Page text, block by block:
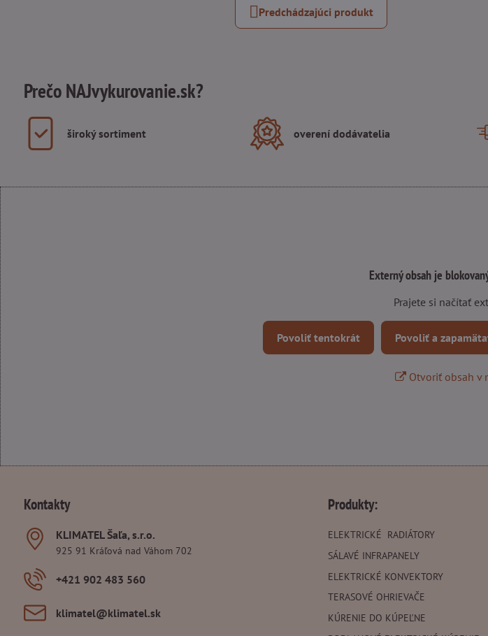
Predchádzajúci produkt
Prečo NAJvykurovanie.sk?
široký sortiment overení dodávatelia
Externý obsah je
Prajete si načítať
Povoliť tentokrát Povoliť a
Otvoriť obsah v
Kontakty
KLIMATEL Šaľa, s​.r​.o​.
925 91 Kráľová nad Váhom 702
+421 902 483 560
klimatel​@klimatel​.sk
Produkty:
ELEKTRICKÉ RADIÁTORY
SÁLAVÉ INFRAPANELY
ELEKTRICKÉ KONVEKTORY
TERASOVÉ OHRIEVAČE
KÚRENIE DO KÚPEĽNE